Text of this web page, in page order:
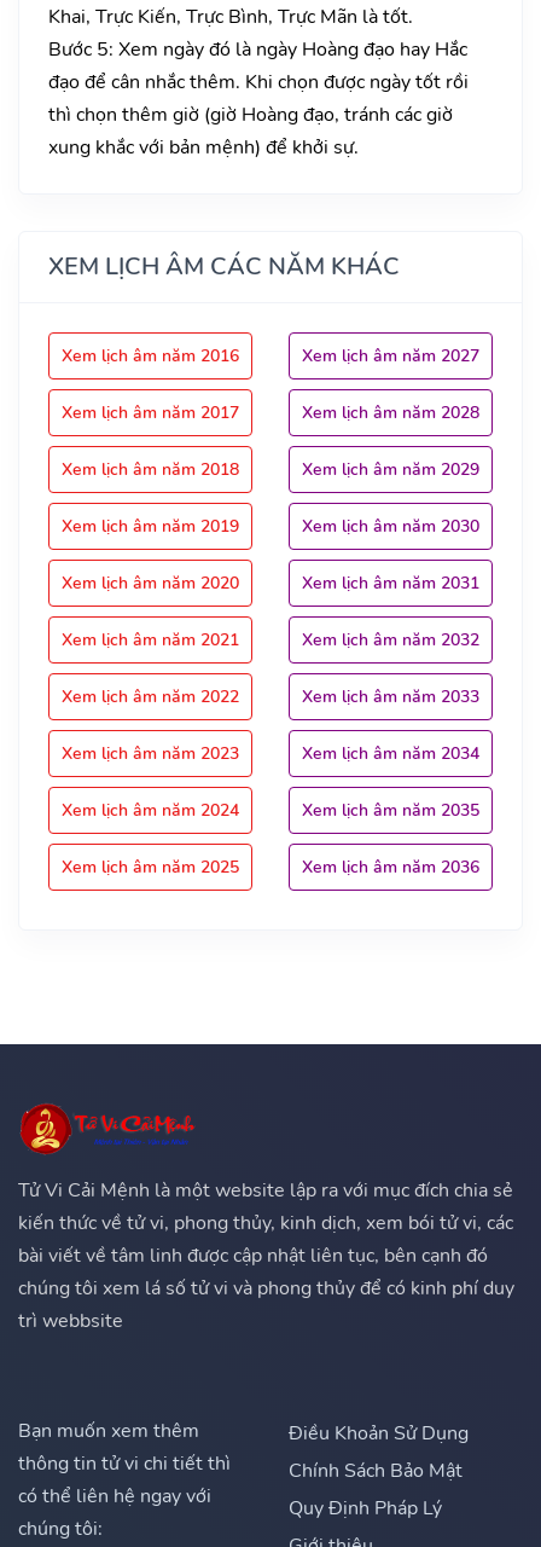
Khai, Trực Kiến, Trực Bình, Trực Mãn là tốt.
Bước 5: Xem ngày đó là ngày Hoàng đạo hay Hắc
đạo để cân nhắc thêm. Khi chọn được ngày tốt rồi
thì chọn thêm giờ (giờ Hoàng đạo, tránh các giờ
xung khắc với bản mệnh) để khởi sự.
XEM LỊCH ÂM CÁC NĂM KHÁC
Xem lịch âm năm 2016
Xem lịch âm năm 2017
Xem lịch âm năm 2018
Xem lịch âm năm 2019
Xem lịch âm năm 2020
Xem lịch âm năm 2021
Xem lịch âm năm 2022
Xem lịch âm năm 2023
Xem lịch âm năm 2024
Xem lịch âm năm 2025
Xem lịch âm năm 2027
Xem lịch âm năm 2028
Xem lịch âm năm 2029
Xem lịch âm năm 2030
Xem lịch âm năm 2031
Xem lịch âm năm 2032
Xem lịch âm năm 2033
Xem lịch âm năm 2034
Xem lịch âm năm 2035
Xem lịch âm năm 2036
Tử Vi Cải Mệnh là một website lập ra với mục đích chia sẻ
kiến thức về tử vi, phong thủy, kinh dịch, xem bói tử vi, các
bài viết về tâm linh được cập nhật liên tục, bên cạnh đó
chúng tôi xem lá số tử vi và phong thủy để có kinh phí duy
trì webbsite
Bạn muốn xem thêm
thông tin tử vi chi tiết thì
có thể liên hệ ngay với
chúng tôi:
Điều Khoản Sử Dụng
Chính Sách Bảo Mật
Quy Định Pháp Lý